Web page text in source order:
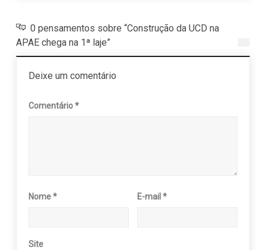
0 pensamentos sobre “Construção da UCD na
APAE chega na 1ª laje”
Deixe um comentário
Comentário*
Nome* E-mail*
Site